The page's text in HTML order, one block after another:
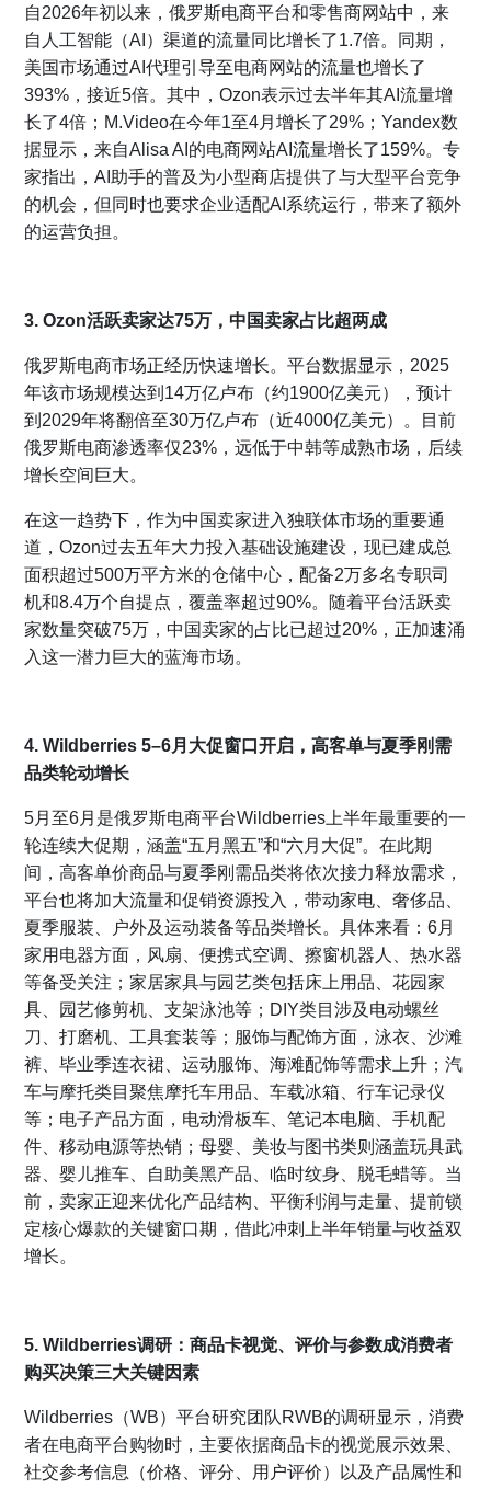
自2026年初以来，俄罗斯电商平台和零售商网站中，来
自人工智能（AI）渠道的流量同比增长了1.7倍。同期，
美国市场通过AI代理引导至电商网站的流量也增长了
393%，接近5倍。其中，Ozon表示过去半年其AI流量增
长了4倍；M.Video在今年1至4月增长了29%；Yandex数
据显示，来自Alisa AI的电商网站AI流量增长了159%。专
家指出，AI助手的普及为小型商店提供了与大型平台竞争
的机会，但同时也要求企业适配AI系统运行，带来了额外
的运营负担。
3. Ozon活跃卖家达75万，中国卖家占比超两成
俄罗斯电商市场正经历快速增长。平台数据显示，2025
年该市场规模达到14万亿卢布（约1900亿美元），预计
到2029年将翻倍至30万亿卢布（近4000亿美元）。目前
俄罗斯电商渗透率仅23%，远低于中韩等成熟市场，后续
增长空间巨大。
在这一趋势下，作为中国卖家进入独联体市场的重要通
道，Ozon过去五年大力投入基础设施建设，现已建成总
面积超过500万平方米的仓储中心，配备2万多名专职司
机和8.4万个自提点，覆盖率超过90%。随着平台活跃卖
家数量突破75万，中国卖家的占比已超过20%，正加速涌
入这一潜力巨大的蓝海市场。
4. Wildberries 5–6月大促窗口开启，高客单与夏季刚需
品类轮动增长
5月至6月是俄罗斯电商平台Wildberries上半年最重要的一
轮连续大促期，涵盖“五月黑五”和“六月大促”。在此期
间，高客单价商品与夏季刚需品类将依次接力释放需求，
平台也将加大流量和促销资源投入，带动家电、奢侈品、
夏季服装、户外及运动装备等品类增长。具体来看：6月
家用电器方面，风扇、便携式空调、擦窗机器人、热水器
等备受关注；家居家具与园艺类包括床上用品、花园家
具、园艺修剪机、支架泳池等；DIY类目涉及电动螺丝
刀、打磨机、工具套装等；服饰与配饰方面，泳衣、沙滩
裤、毕业季连衣裙、运动服饰、海滩配饰等需求上升；汽
车与摩托类目聚焦摩托车用品、车载冰箱、行车记录仪
等；电子产品方面，电动滑板车、笔记本电脑、手机配
件、移动电源等热销；母婴、美妆与图书类则涵盖玩具武
器、婴儿推车、自助美黑产品、临时纹身、脱毛蜡等。当
前，卖家正迎来优化产品结构、平衡利润与走量、提前锁
定核心爆款的关键窗口期，借此冲刺上半年销量与收益双
增长。
5. Wildberries调研：商品卡视觉、评价与参数成消费者
购买决策三大关键因素
Wildberries（WB）平台研究团队RWB的调研显示，消费
者在电商平台购物时，主要依据商品卡的视觉展示效果、
社交参考信息（价格、评分、用户评价）以及产品属性和